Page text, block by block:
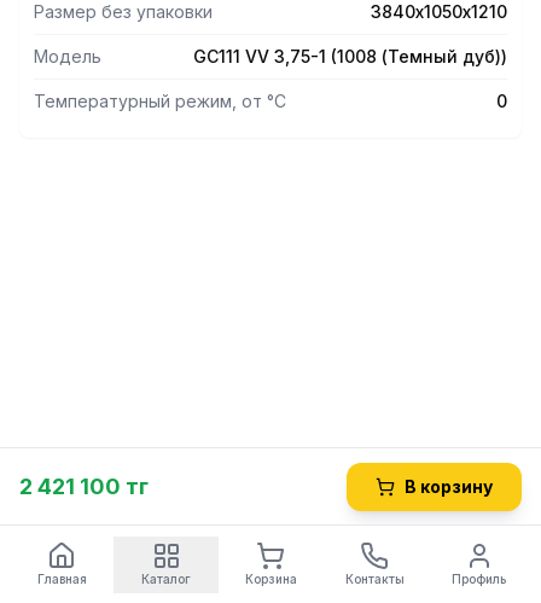
Размер без упаковки 3840х1050х1210
Модель GC111 VV 3,75-1 (1008 (Темный дуб))
Температурный режим, от °С 0
2 421 100 тг В корзину
Главная Каталог Корзина Контакты Профиль